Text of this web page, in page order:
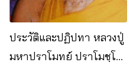
ประวัติและปฏิปทา หลวงปู่
มหาปราโมทย์ ปราโมชฺโช